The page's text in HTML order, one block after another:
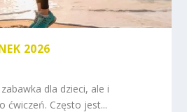
2026
dla dzieci, ale i
ćwiczeń. Często jest...